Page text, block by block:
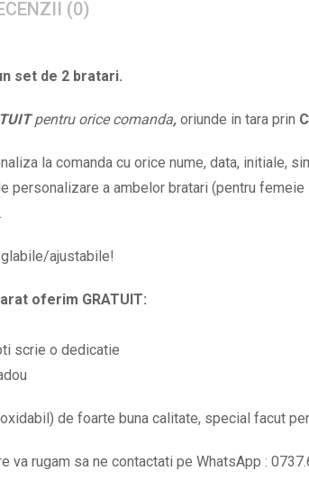
(0)
set de 2 bratari.
pentru orice comanda, oriunde in tara prin
la comanda cu orice nume, data, initiale,
personalizare a ambelor bratari (pentru
ajustabile!
oferim GRATUIT:
scrie o dedicatie
de foarte buna calitate, special facut
va rugam sa ne contactati pe WhatsApp :